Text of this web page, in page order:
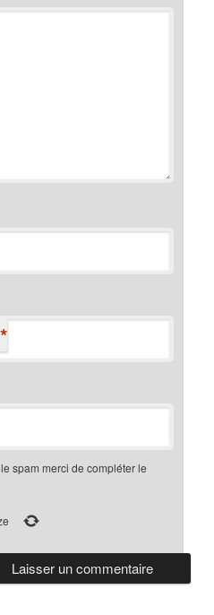
*
spam merci de compléter le